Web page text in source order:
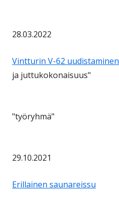
28.03.2022
Vintturin V-62 uudistaminen
ja juttukokonaisuus"
"työryhmä"
29.10.2021
Erillainen saunareissu